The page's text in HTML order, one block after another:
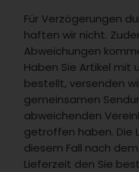
Für Verzögerungen
haften wir nicht.
Abweichungen
Haben Sie Artikel mit
bestellt, versenden
gemeinsamen
abweichenden
getroffen haben. Die
diesem Fall nach
Lieferzeit den Sie